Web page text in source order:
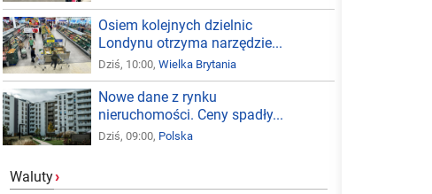
Osiem kolejnych dzielnic
Londynu otrzyma narzędzie...
Dziś, 10:00,Wielka Brytania
Nowe dane z rynku
nieruchomości. Ceny spadły...
Dziś, 09:00, Polska
Waluty›